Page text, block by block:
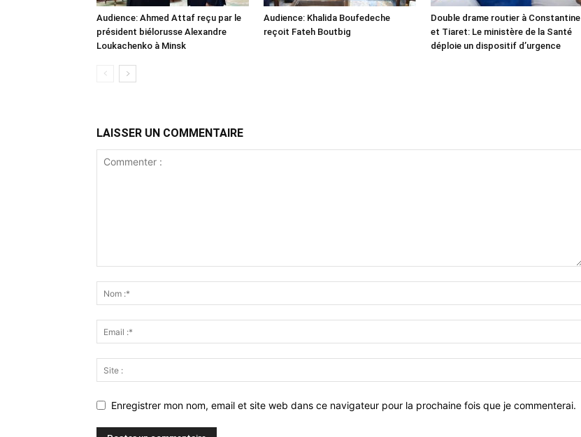
Audience: Ahmed Attaf reçu par le
président biélorusse Alexandre
Loukachenko à Minsk
Audience: Khalida Boufedeche
reçoit Fateh Boutbig
Double drame routier à Constantine
et Tiaret: Le ministère de la Santé
déploie un dispositif d’urgence
LAISSER UN COMMENTAIRE
Enregistrer mon nom, email et site web dans ce navigateur pour la prochaine fois que je commenterai.